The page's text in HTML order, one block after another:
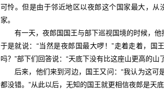
可怜。但是由于邻近地区以夜郎这个国家最大，
家。
有一天，夜郎国国王与部下巡视国境的时候，他
于是就说：“当然是夜郎国最大啰！”走着走着，国
吗？”部下们回答说：“天底下没有比这座山更高的山
后来，他们来到河边，国王又问：“我认为这可
都没错。”从此以后，无知的国王就更相信夜郎是天底